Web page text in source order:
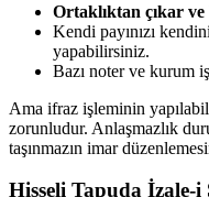
Ortaklıktan çıkar ve
Kendi payınızı
yapabilirsiniz.
Bazı noter ve kurum
Ama ifraz işleminin
zorunludur. Anlaşmazlık
taşınmazın imar
Hisseli Tapuda İzale-